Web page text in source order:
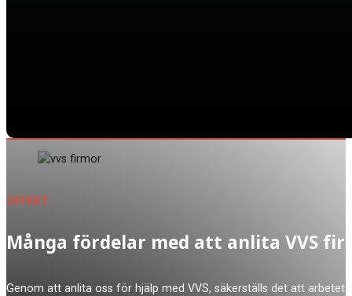
Många fördelar med att anlita VVS
Genom att anlita oss för hjälp med VVS, säkerställs det att
OFFERT